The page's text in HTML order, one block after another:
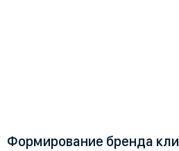
Формирование бренда